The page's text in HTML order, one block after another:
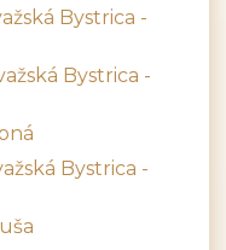
Bystrica -
Bystrica -
Bystrica -